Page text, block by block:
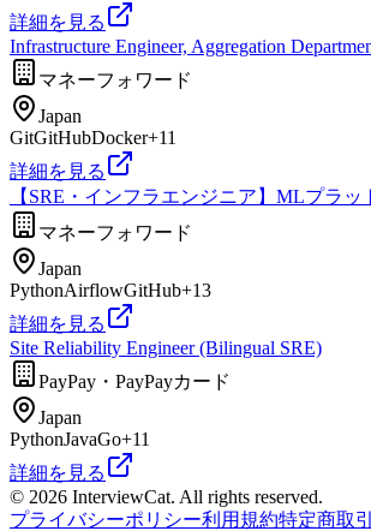
詳細を見る
Infrastructure Engineer, Aggregation
マネーフォワード
Japan
GitGitHubDocker+11
詳細を見る
【SRE・インフラエンジニア】MLプラ
マネーフォワード
Japan
PythonAirflowGitHub+13
詳細を見る
Site Reliability Engineer (Bilingual SRE)
PayPay・PayPayカード
Japan
PythonJavaGo+11
詳細を見る
© 2026 InterviewCat. All rights reserved.
プライバシーポリシー利用規約特定商取